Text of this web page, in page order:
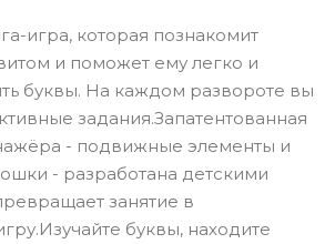
игра, которая познакомит
и поможет ему легко и
буквы. На каждом развороте вы
задания.Запатентованная
- подвижные элементы и
- разработана детскими
занятие в
буквы, находите